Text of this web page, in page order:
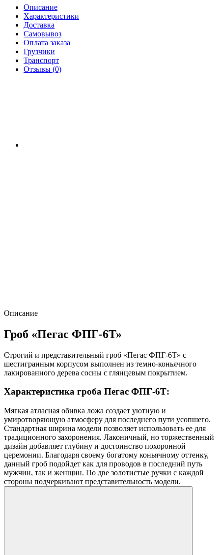
Описание
Характеристики
Доставка
Самовывоз
Оплата заказа
Грузчики
Транспорт
Отзывы (0)
Описание
Гроб «Пегас ФПГ-6Т»
Строгий и представительный гроб «Пегас ФПГ-6Т» с
шестигранным корпусом выполнен из темно-коньячного
лакированного дерева сосны с глянцевым покрытием.
Характеристика гроба Пегас ФПГ-6Т:
Мягкая атласная обивка ложа создает уютную и
умиротворяющую атмосферу для последнего пути усопшего.
Стандартная ширина модели позволяет использовать ее для
традиционного захоронения. Лаконичный, но торжественный
дизайн добавляет глубину и достоинство похоронной
церемонии. Благодаря своему богатому коньячному оттенку,
данный гроб подойдет как для проводов в последний путь
мужчин, так и женщин. По две золотистые ручки с каждой
стороны подчеркивают представительность модели.